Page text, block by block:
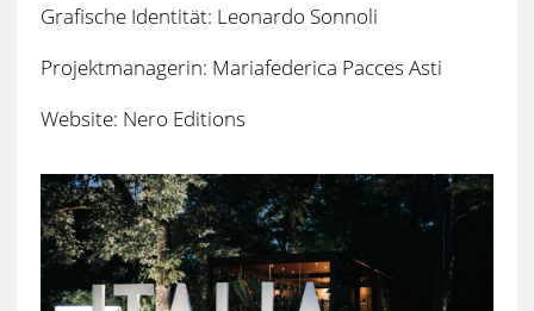
Grafische Identität: Leonardo Sonnoli
Projektmanagerin: Mariafederica Pacces Asti
Website: Nero Editions